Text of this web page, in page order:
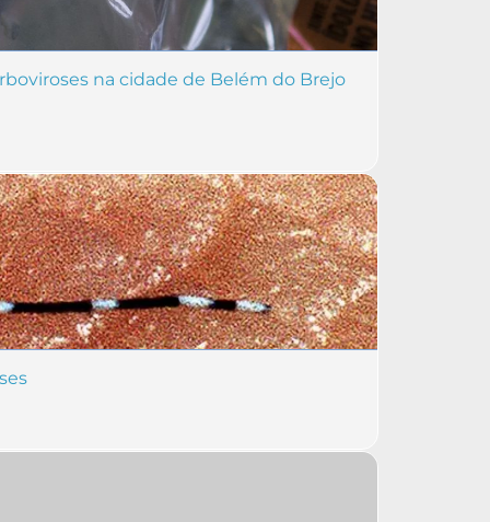
na cidade de Belém do Brejo